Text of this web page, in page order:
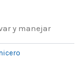
y manejar